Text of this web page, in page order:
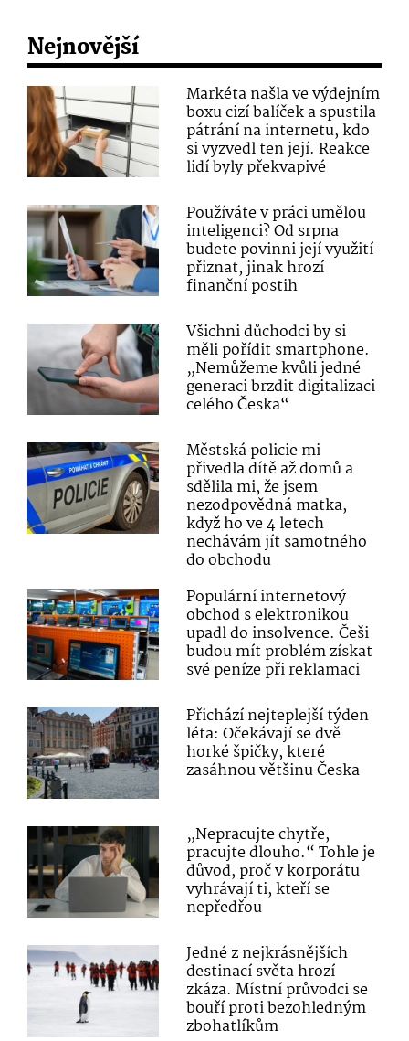
Nejnovější
Markéta našla ve výdejním
boxu cizí balíček a spustila
pátrání na internetu, kdo
si vyzvedl ten její. Reakce
lidí byly překvapivé
Používáte v práci umělou
inteligenci? Od srpna
budete povinni její využití
přiznat, jinak hrozí
finanční postih
Všichni důchodci by si
měli pořídit smartphone.
„Nemůžeme kvůli jedné
generaci brzdit digitalizaci
celého Česka“
Městská policie mi
přivedla dítě až domů a
sdělila mi, že jsem
nezodpovědná matka,
když ho ve 4 letech
nechávám jít samotného
do obchodu
Populární internetový
obchod s elektronikou
upadl do insolvence. Češi
budou mít problém získat
své peníze při reklamaci
Přichází nejteplejší týden
léta: Očekávají se dvě
horké špičky, které
zasáhnou většinu Česka
„Nepracujte chytře,
pracujte dlouho.“ Tohle je
důvod, proč v korporátu
vyhrávají ti, kteří se
nepředřou
Jedné z nejkrásnějších
destinací světa hrozí
zkáza. Místní průvodci se
bouří proti bezohledným
zbohatlíkům